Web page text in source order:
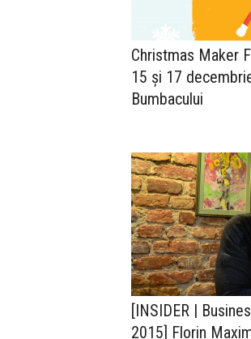
Christmas Maker
15 și 17
Bumbacului
[INSIDER |
2015] Florin